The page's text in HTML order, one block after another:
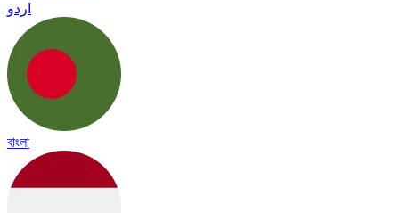
اردو
বাংলা